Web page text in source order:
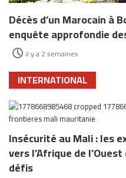
Décès d’un Marocain à
enquête approfondie
il y a 2 semaines
INTERNATIONAL
Insécurité au Mali : les
vers l’Afrique de
défis